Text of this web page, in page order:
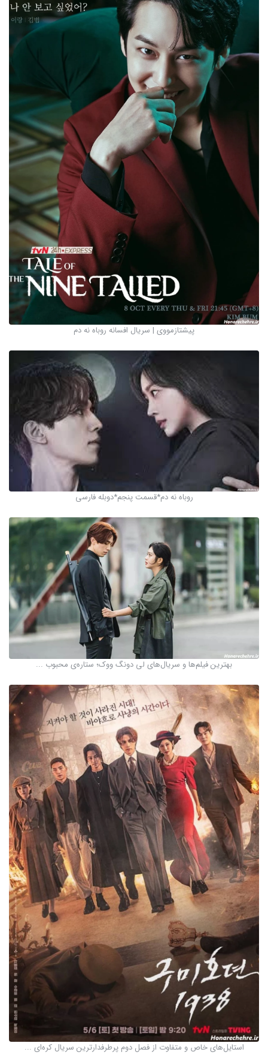
پیشتازمووی | سریال افسانه روباه نه دم
روباه نه دم*قسمت پنجم*دوبله فارسی
بهترین فیلم‌ها و سریال‌های لی دونگ ووک؛ ستاره‌ی محبوب ...
استایل‌های خاص و متفاوت از فصل دوم پرطرفدارترین سریال کره‌ای ...